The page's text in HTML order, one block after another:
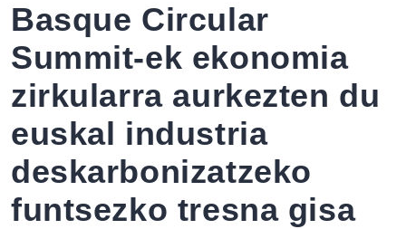
Basque Circular
Summit-ek ekonomia
zirkularra aurkezten du
euskal industria
deskarbonizatzeko
funtsezko tresna gisa